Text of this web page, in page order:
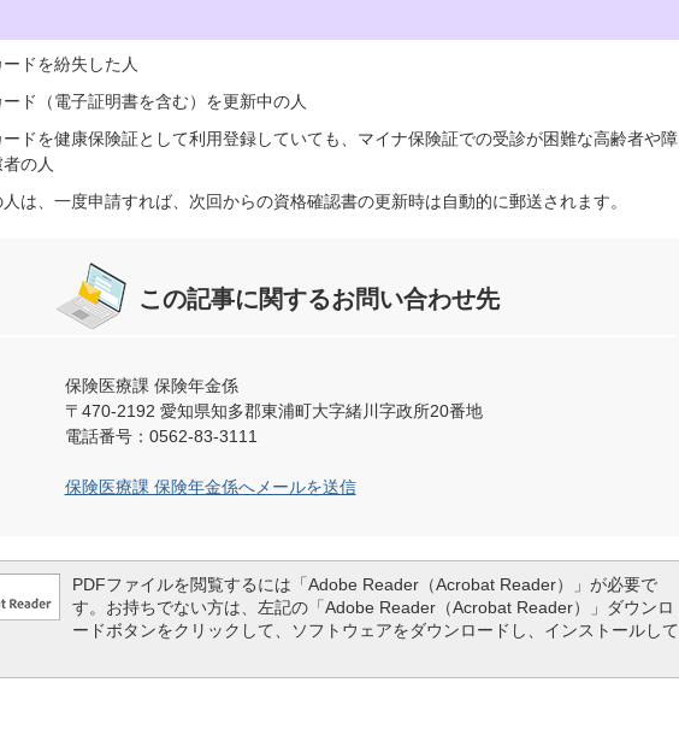
ドを紛失した人
ード（電子証明書を含む）を更新中の人
ードを健康保険証として利用登録していても、マイナ保険証での受診が困難な高齢者や障
の人
人は、一度申請すれば、次回からの資格確認書の更新時は自動的に郵送されます。
この記事に関するお問い合わせ先
保険医療課 保険年金係
〒470-2192 愛知県知多郡東浦町大字緒川字政所20番地
電話番号：0562-83-3111
保険医療課 保険年金係へメールを送信
PDFファイルを閲覧するには「Adobe Reader（Acrobat Reader）」が必要で
す。お持ちでない方は、左記の「Adobe Reader（Acrobat Reader）」ダウンロ
ードボタンをクリックして、ソフトウェアをダウンロードし、インストールして